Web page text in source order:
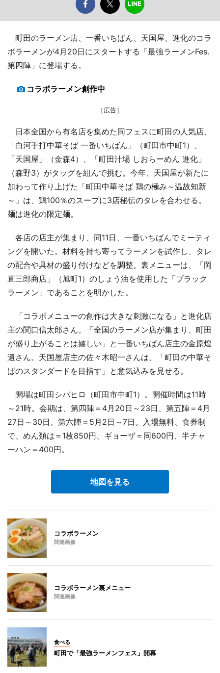
町田のラーメン店、一番いちばん、天国屋、進化のコラ
ボラーメンが4月20日にスタートする「最強ラーメンFes.
第四陣」に登場する。
コラボラーメン創作中
［広告］
日本全国から有名店を集めた同フェスに町田の人気店、
「白河手打中華そば 一番いちばん」（町田市中町1）、
「天国屋」（金森4）、「町田汁場 しおらーめん 進化」
（森野3）がタッグを組んで挑む。今年、天国屋が新たに
加わって作り上げた「町田中華そば 鶏の極み～温故知新
～」は、鶏100％のスープに3店秘伝のタレを合わせる。
麺は進化の限定麺。
各店の店主が集まり、同11日、一番いちばんでミーティ
ングを開いた。材料を持ち寄ってラーメンを試作し、タレ
の配合や具材の盛り付けなどを調整。裏メニューは、「岡
直三郎商店」（旭町1）のしょう油を使用した「ブラック
ラーメン」であることを明かした。
「コラボメニューの創作は大きな刺激になる」と進化店
主の関口信太郎さん。「全国のラーメン店が集まり、町田
が盛り上がることは嬉しい」と一番いちばん店主の金原煌
遺さん。天国屋店主の佐々木昭一さんは、「町田の中華そ
ばのスタンダードを目指す」と意気込みを見せる。
開場は町田シバヒロ（町田市中町1）。開催時間は11時
～21時。会期は、第四陣＝4月20日～23日、第五陣＝4月
27日～30日、第六陣＝5月2日～7日。入場無料、食券制
で、めん類は＝1枚850円、ギョーザ＝同600円、半チャ
ーハン＝400円。
地図を見る
コラボラーメン
関連画像
コラボラーメン裏メニュー
関連画像
食べる
町田で「最強ラーメンフェス」開幕